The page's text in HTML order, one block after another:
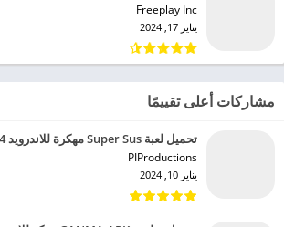
Freeplay Inc‏
يناير 17, 2024
مشاركات أعلى تقييمًا
تحميل لعبة Super Sus مهكرة للاندرويد 2024
PIProductions‏
يناير 10, 2024